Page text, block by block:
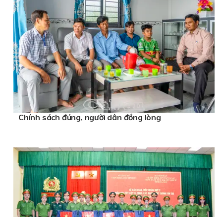
Chính sách đúng, người dân đồng lòng